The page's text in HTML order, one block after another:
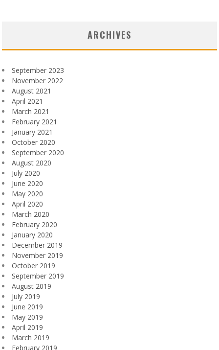
ARCHIVES
September 2023
November 2022
August 2021
April 2021
March 2021
February 2021
January 2021
October 2020
September 2020
August 2020
July 2020
June 2020
May 2020
April 2020
March 2020
February 2020
January 2020
December 2019
November 2019
October 2019
September 2019
August 2019
July 2019
June 2019
May 2019
April 2019
March 2019
February 2019